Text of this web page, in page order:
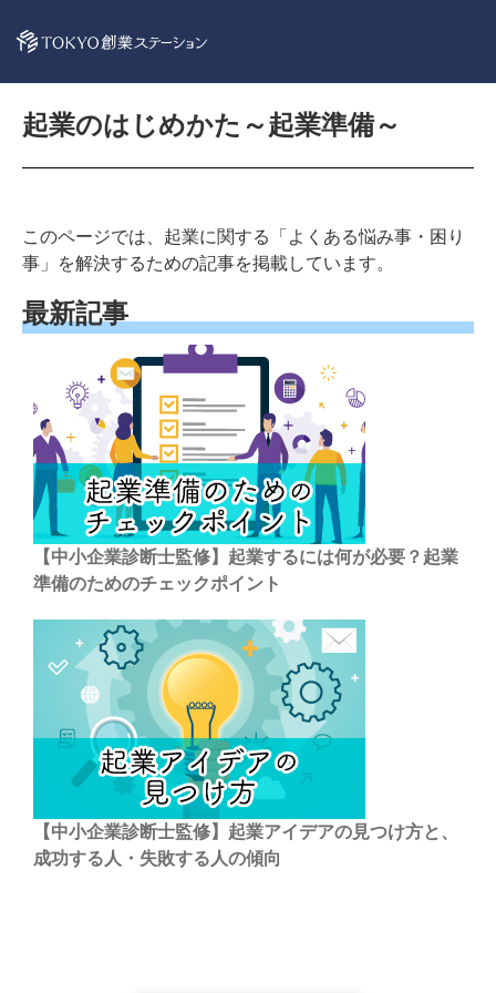
起業のはじめかた～起業準備～
このページでは、起業に関する「よくある悩み事・困り
事」を解決するための記事を掲載しています。
最新記事
【中小企業診断士監修】起業するには何が必要？起業
準備のためのチェックポイント
【中小企業診断士監修】起業アイデアの見つけ方と、
成功する人・失敗する人の傾向